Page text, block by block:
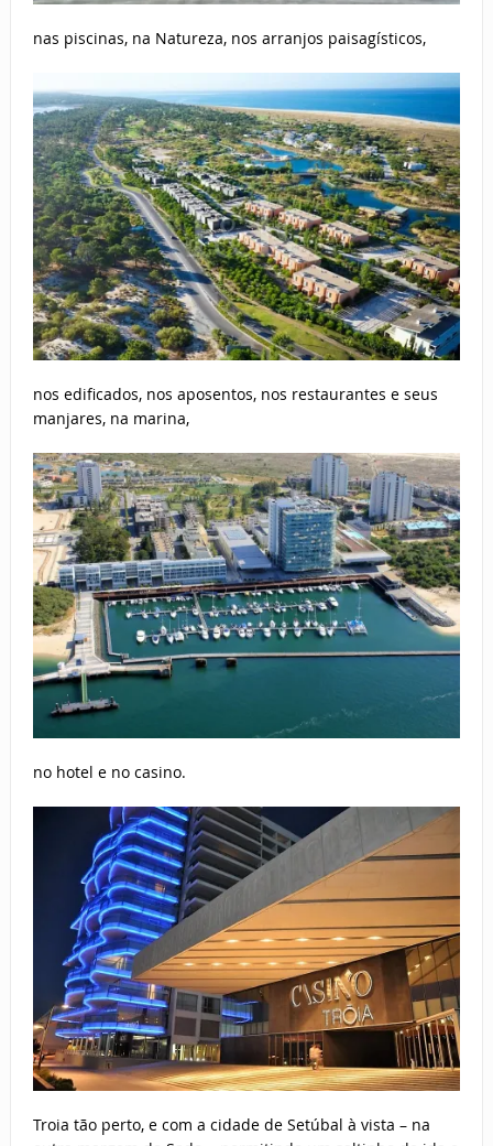
nas piscinas, na Natureza, nos arranjos paisagísticos,
nos edificados, nos aposentos, nos restaurantes e seus
manjares, na marina,
no hotel e no casino.
Troia tão perto, e com a cidade de Setúbal à vista – na